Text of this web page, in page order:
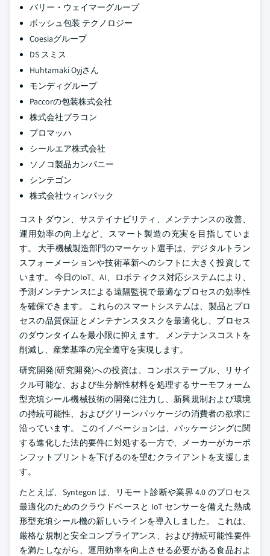
バリー・ウェイマーグループ
ボッシュ包装 テクノロジー
Coesiaグループ
DS スミス
Huhtamaki Oyjさん
モンディグループ
Paccorの包装株式会社
株式会社プラコン
プロマッハ
シールエア株式会社
ソノコ製品カンパニー
シンテゴン
株式会社ウィンパック
コストダウン、サステイナビリティ、メンテナンスの改善、
運用効率の向上など、スマート製造の充実を目指していま
す。 大手機械製造部門のマーケット選手は、デジタルトラン
スフォーメーションや技術革新へのシフトに大きく投資して
います。 今日のIoT、AI、ロボティクス対応システムにより、
予測メンテナンスによる遠隔監視で最適なプロセスの効率性
を確保できます。 これらのスマートシステムは、製品とプロ
セスの品質保証とメンテナンスタスクを最適化し、プロセス
のダウンタイムを最小限に抑えます。 メンテナンスコストを
削減し、産業基準の完全遵守を実現します。
研究開発(研究開発)への投資は、コンポステーブル、リサイ
クル可能な、および生分解性材料を処理するサーモフォーム
型充填シール機械技術の開発に注力し、新興規制および環境
の持続可能性、およびグリーンパッケージの消費者の欲求に
沿っています。 このイノベーションは、パッケージングに関
する進化した法的要件に対処する一方で、メーカーがカーボ
ンフットプリントを下げるのを望むクライアントを支援しま
す。
たとえば、Syntegon は、リモート診断や業界 4.0 のプロセス
最適化のためのクラウドベースと IoT センサーを備えた熱成
形型充填シール機の新しいラインを導入しました。 これは、
厳格な規制と安全コンプライアンス、および持続可能性要件
を満たしながら、運用効率を向上させる必要がある食品およ